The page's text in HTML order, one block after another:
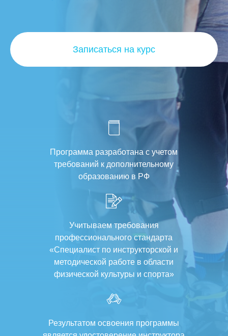
Записаться на курс
Программа разработана с учетом
требований к дополнительному
образованию в РФ
Учитываем требования
профессионального стандарта
«Специалист по инструкторской и
методической работе в области
физической культуры и спорта»
Результатом освоения программы